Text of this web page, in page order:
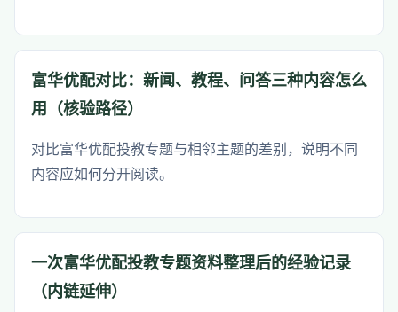
富华优配对比：新闻、教程、问答三种内容怎么
用（核验路径）
对比富华优配投教专题与相邻主题的差别，说明不同
内容应如何分开阅读。
一次富华优配投教专题资料整理后的经验记录
（内链延伸）